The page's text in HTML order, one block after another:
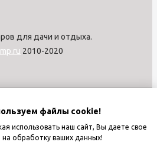
файлы cookie!
использовать наш сайт, Вы даете свое
на обработку ваших данных!
для дачи и отдыха.
2010-2020